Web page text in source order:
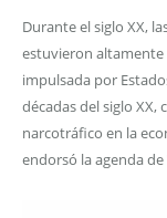
Durante el siglo XX,
estuvieron
impulsada por
décadas del siglo
narcotráfico en la
endorsó la agenda